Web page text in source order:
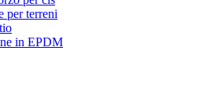
per terreni
in EPDM